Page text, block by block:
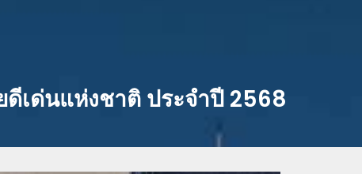
เด่นแห่งชาติ ประจำปี 2568